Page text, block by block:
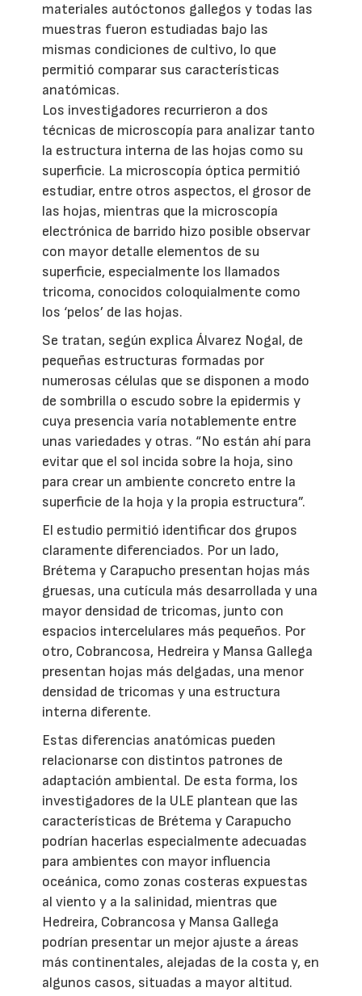
materiales autóctonos gallegos y todas las
muestras fueron estudiadas bajo las
mismas condiciones de cultivo, lo que
permitió comparar sus características
anatómicas.
Los investigadores recurrieron a dos
técnicas de microscopía para analizar tanto
la estructura interna de las hojas como su
superficie. La microscopía óptica permitió
estudiar, entre otros aspectos, el grosor de
las hojas, mientras que la microscopía
electrónica de barrido hizo posible observar
con mayor detalle elementos de su
superficie, especialmente los llamados
tricoma, conocidos coloquialmente como
los ‘pelos’ de las hojas.
Se tratan, según explica Álvarez Nogal, de
pequeñas estructuras formadas por
numerosas células que se disponen a modo
de sombrilla o escudo sobre la epidermis y
cuya presencia varía notablemente entre
unas variedades y otras. “No están ahí para
evitar que el sol incida sobre la hoja, sino
para crear un ambiente concreto entre la
superficie de la hoja y la propia estructura”.
El estudio permitió identificar dos grupos
claramente diferenciados. Por un lado,
Brétema y Carapucho presentan hojas más
gruesas, una cutícula más desarrollada y una
mayor densidad de tricomas, junto con
espacios intercelulares más pequeños. Por
otro, Cobrancosa, Hedreira y Mansa Gallega
presentan hojas más delgadas, una menor
densidad de tricomas y una estructura
interna diferente.
Estas diferencias anatómicas pueden
relacionarse con distintos patrones de
adaptación ambiental. De esta forma, los
investigadores de la ULE plantean que las
características de Brétema y Carapucho
podrían hacerlas especialmente adecuadas
para ambientes con mayor influencia
oceánica, como zonas costeras expuestas
al viento y a la salinidad, mientras que
Hedreira, Cobrancosa y Mansa Gallega
podrían presentar un mejor ajuste a áreas
más continentales, alejadas de la costa y, en
algunos casos, situadas a mayor altitud.